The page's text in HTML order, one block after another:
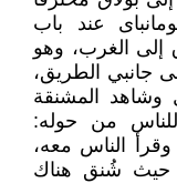
عند باب
إلى الغرب، وهو
جانبي الطريق،
وشاهد المشنقة
من حوله:
الناس معه،
حيث شُنق هناك